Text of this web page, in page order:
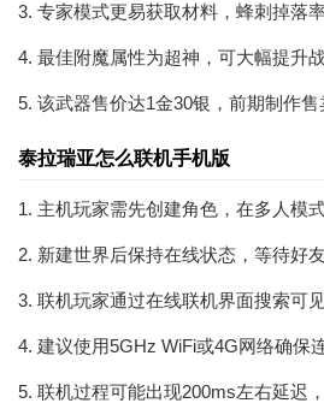
3. 专家模式更易获取材料，蜂刺掉落
4. 最佳附魔属性为超神，可大幅提升
5. 该武器售价达1金30银，前期制作售
泰拉瑞亚怎么联机手机版
1. 主机玩家需先创建角色，在多人模
2. 新建世界后保持在线状态，等待好
3. 联机玩家通过在线联机界面搜索可
4. 建议使用5GHz WiFi或4G网络确保
5. 联机过程可能出现200ms左右延迟